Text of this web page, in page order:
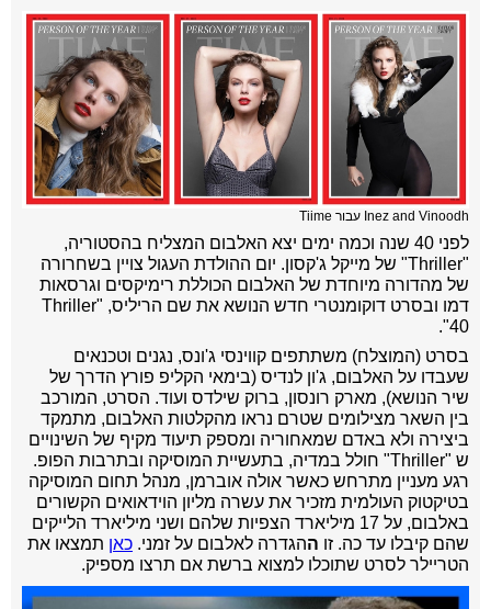
Inez and Vinoodh עבור Tiime
לפני 40 שנה וכמה ימים יצא האלבום המצליח בהסטוריה,
"Thriller" של מייקל ג'קסון. יום ההולדת העגול צויין בשחרורה
של מהדורה מיוחדת של האלבום הכוללת רימיקסים וגרסאות
דמו ובסרט דוקומנטרי חדש הנושא את שם הריליס, "Thriller
40".
בסרט (המוצלח) משתתפים קווינסי ג'ונס, נגנים וטכנאים
שעבדו על האלבום, ג'ון לנדיס (בימאי הקליפ פורץ הדרך של
שיר הנושא), מארק רונסון, ברוק שילדס ועוד. הסרט, המורכב
בין השאר מצילומים שטרם נראו מהקלטות האלבום, מתמקד
ביצירה ולא באדם שמאחוריה ומספק תיעוד מקיף של השינויים
ש "Thriller" חולל במדיה, בתעשיית המוסיקה ובתרבות הפופ.
רגע מעניין מתרחש כאשר אולה אוברמן, מנהל תחום המוסיקה
בטיקטוק העולמית מזכיר את עשרה מליון הוידאואים הקשורים
באלבום, על 17 מיליארד הצפיות שלהם ושני מיליארד הלייקים
שהם קיבלו עד כה. זו ההגדרה לאלבום על זמני. כאן תמצאו את
הטריילר לסרט שתוכלו למצוא ברשת אם תרצו מספיק.